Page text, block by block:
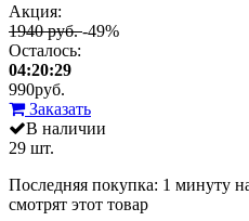
Акция:
1940 руб.-49%
Осталось:
04:20:29
990руб.
Заказать
В наличии
29 шт.
Последняя покупка: 1 минуту
смотрят этот товар